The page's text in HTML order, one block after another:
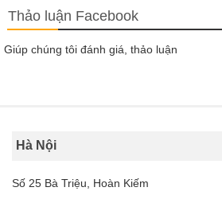
Thảo luận Facebook
Giúp chúng tôi đánh giá, thảo luận
Hà Nội
Số 25 Bà Triệu, Hoàn Kiếm